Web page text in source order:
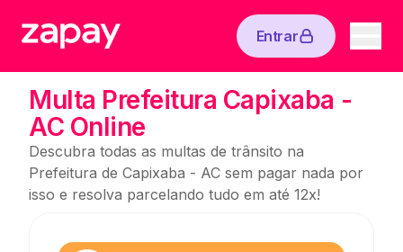
Entrar
Multa Prefeitura Capixaba -
AC Online
Descubra todas as multas de trânsito na
Prefeitura de Capixaba - AC sem pagar nada por
isso e resolva parcelando tudo em até 12x!